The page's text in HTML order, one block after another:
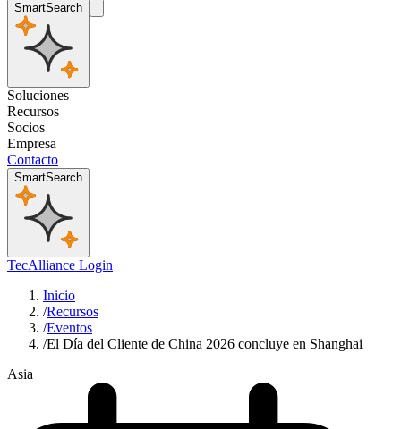
SmartSearch
Soluciones
Recursos
Socios
Empresa
Contacto
SmartSearch
TecAlliance Login
Inicio
/Recursos
/Eventos
/El Día del Cliente de China 2026 concluye en Shanghai
Asia